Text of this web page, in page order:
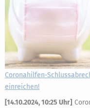
Coronahilfen-
einreichen!
[14.10.2024, 10:25 Uhr]